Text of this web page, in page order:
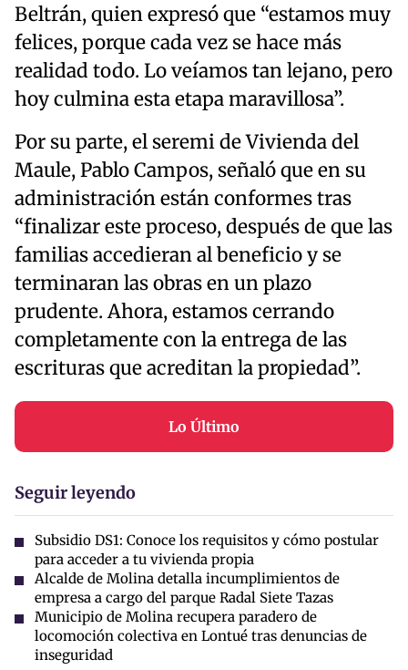
Beltrán, quien expresó que “estamos muy
felices, porque cada vez se hace más
realidad todo. Lo veíamos tan lejano, pero
hoy culmina esta etapa maravillosa”.
Por su parte, el seremi de Vivienda del
Maule, Pablo Campos, señaló que en su
administración están conformes tras
“finalizar este proceso, después de que las
familias accedieran al beneficio y se
terminaran las obras en un plazo
prudente. Ahora, estamos cerrando
completamente con la entrega de las
escrituras que acreditan la propiedad”.
Lo Último
Seguir leyendo
Subsidio DS1: Conoce los requisitos y cómo postular
para acceder a tu vivienda propia
Alcalde de Molina detalla incumplimientos de
empresa a cargo del parque Radal Siete Tazas
Municipio de Molina recupera paradero de
locomoción colectiva en Lontué tras denuncias de
inseguridad